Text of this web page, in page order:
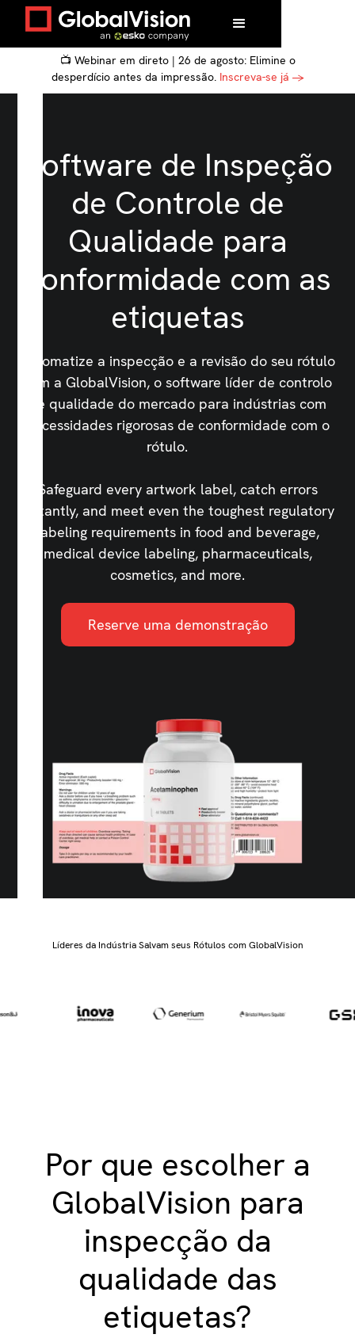
📺 Webinar em direto | 26 de agosto: Elimine o
desperdício antes da impressão. Inscreva-se já →
Software de Inspeção
de Controle de
Qualidade para
conformidade com as
etiquetas
Automatize a inspecção e a revisão do seu rótulo
com a GlobalVision, o software líder de controlo
de qualidade do mercado para indústrias com
necessidades rigorosas de conformidade com o
rótulo.
Safeguard every artwork label, catch errors
instantly, and meet even the toughest regulatory
labeling requirements in food and beverage,
medical device labeling, pharmaceuticals,
cosmetics, and more.
Reserve uma demonstração
Líderes da Indústria Salvam seus Rótulos com GlobalVision
Por que escolher a
GlobalVision para
inspecção da
qualidade das
etiquetas?